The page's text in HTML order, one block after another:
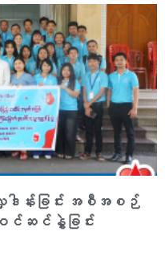
းလှူဒါန်းခြင်း အစီအစဉ်
ဝင်ဆင်နွှဲခြင်း